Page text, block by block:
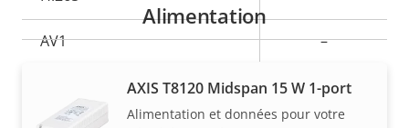
AV1 –
Alimentation
AXIS T8120 Midspan 15 W 1-port
Alimentation et données pour votre